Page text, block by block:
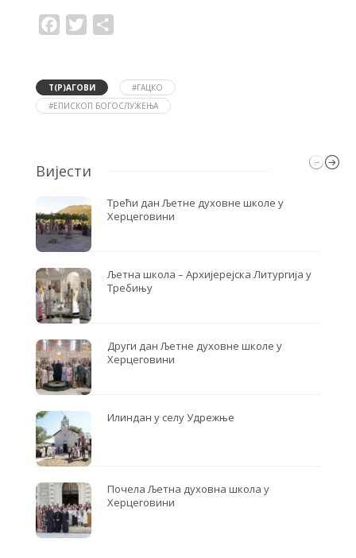
a
o
o
k
T
w
e
r
Т(Р)АГОВИ
#ГАЦКО
#ЕПИСКОП БОГОСЛУЖЕЊА
Вијести
Трећи дан Љетне духовне школе у
Херцеговини
Љетна школа – Архијерејска Литургија у
Требињу
Други дан Љетне духовне школе у
Херцеговини
Илиндан у селу Удрежње
Почела Љетна духовна школа у
Херцеговини